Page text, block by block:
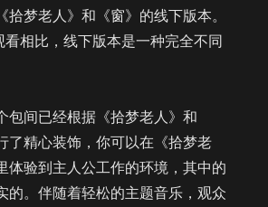
拾梦老人》和《窗》的线下版本。
相比，线下版本是一种完全不同
包间已经根据《拾梦老人》和
了精心装饰，你可以在《拾梦老
体验到主人公工作的环境，其中的
的。伴随着轻松的主题音乐，观众